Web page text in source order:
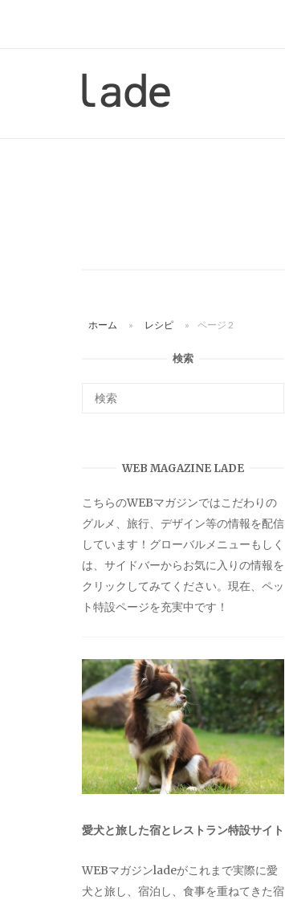
ー
ホーム » レシピ » ページ 2
検索
WEB MAGAZINE LADE
こちらのWEBマガジンではこだわりの
グルメ、旅行、デザイン等の情報を配信
しています！グローバルメニューもしく
は、サイドバーからお気に入りの情報を
クリックしてみてください。現在、ペッ
ト特設ページを充実中です！
愛犬と旅した宿とレストラン特設サイト
WEBマガジンladeがこれまで実際に愛
犬と旅し、宿泊し、食事を重ねてきた宿